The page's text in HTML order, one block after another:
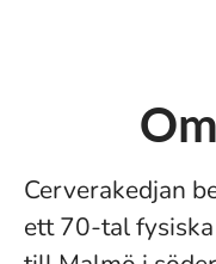
Cerverakedjan
ett 70-tal